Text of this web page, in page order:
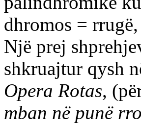
dhromos =
Një prej
shkruajtur qysh
Opera Rotas,
mban në punë